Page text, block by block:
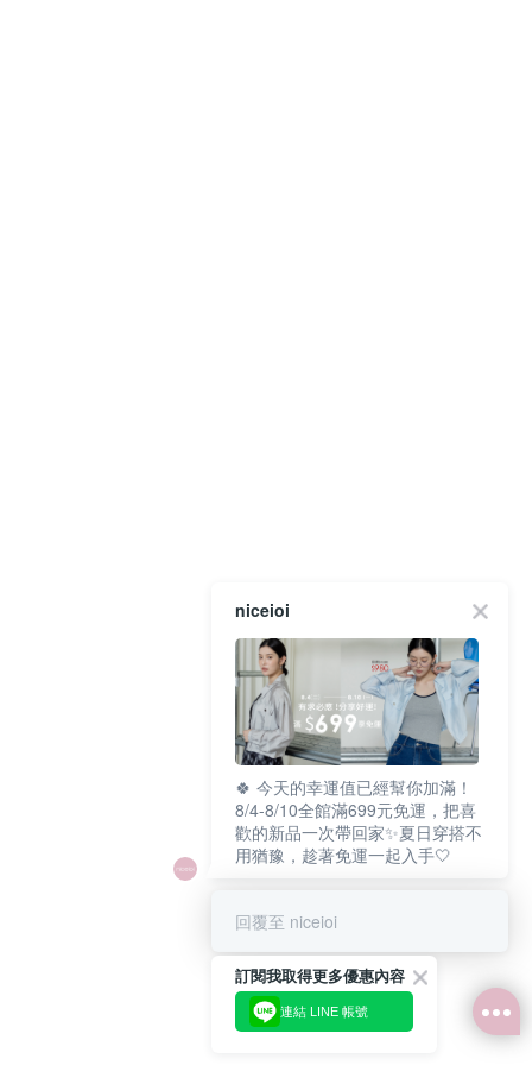
niceioi
🍀 今天的幸運值已經幫你加滿！
8/4-8/10全館滿699元免運，把喜
歡的新品一次帶回家✨夏日穿搭不
用猶豫，趁著免運一起入手🤍
回覆至 niceioi
訂閱我取得更多優惠內容
連結 LINE 帳號